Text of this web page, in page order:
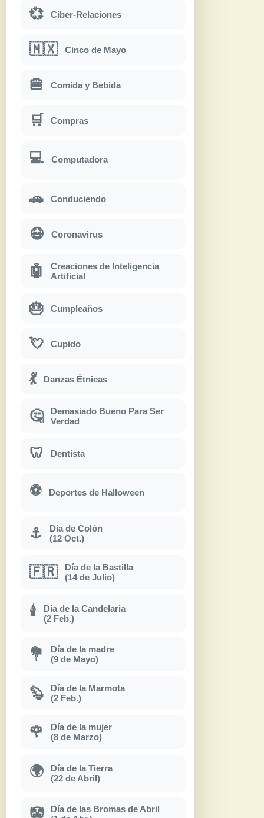
💞 Ciber-Relaciones
🇲🇽 Cinco de Mayo
🍔 Comida y Bebida
🛒 Compras
💻 Computadora
🚗 Conduciendo
😷 Coronavirus
🤖
Creaciones de Inteligencia
Artificial
🎂 Cumpleaños
💘 Cupido
💃 Danzas Étnicas
🤔
Demasiado Bueno Para Ser
Verdad
🦷 Dentista
⚽ Deportes de Halloween
⚓
Día de Colón
(12 Oct.)
🇫🇷
Día de la Bastilla
(14 de Julio)
🕯
Día de la Candelaria
(2 Feb.)
💐
Día de la madre
(9 de Mayo)
🦫
Día de la Marmota
(2 Feb.)
🌹
Día de la mujer
(8 de Marzo)
🌍
Día de la Tierra
(22 de Abril)
🤡
Día de las Bromas de Abril